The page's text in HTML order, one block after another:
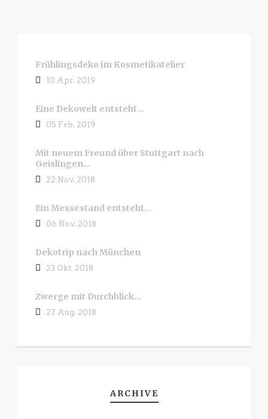
Frühlingsdeko im Kosmetikatelier
10 Apr. 2019
Eine Dekowelt entsteht…
05 Feb. 2019
Mit neuem Freund über Stuttgart nach
Geislingen…
22 Nov. 2018
Ein Messestand entsteht…
06 Nov. 2018
Dekotrip nach München
23 Okt. 2018
Zwerge mit Durchblick…
27 Aug. 2018
ARCHIVE